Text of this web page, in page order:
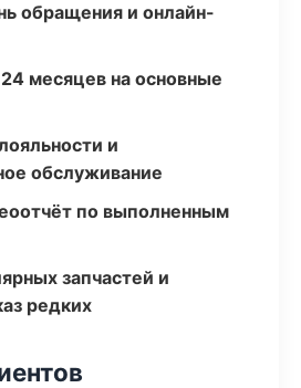
обращения и онлайн-
месяцев на основные
и
обслуживание
по выполненным
запчастей и
редких